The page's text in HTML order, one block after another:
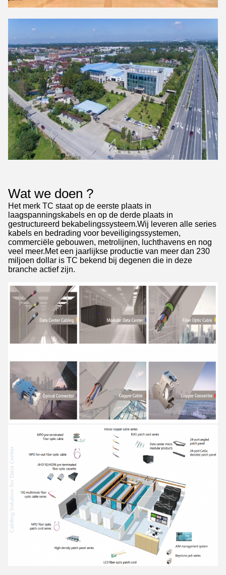
Wat we doen ?
Het merk TC staat op de eerste plaats in
laagspanningskabels en op de derde plaats in
gestructureerd bekabelingssysteem.Wij leveren alle series
kabels en bedrading voor beveiligingssystemen,
commerciële gebouwen, metrolijnen, luchthavens en nog
veel meer.Met een jaarlijkse productie van meer dan 230
miljoen dollar is TC bekend bij degenen die in deze
branche actief zijn.